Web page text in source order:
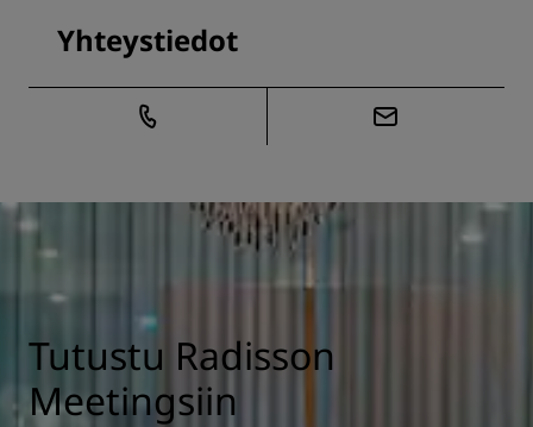
Yhteystiedot
Tutustu Radisson
Meetingsiin